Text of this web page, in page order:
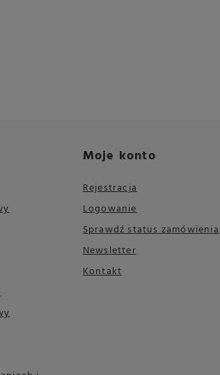
Moje konto
Rejestracja
Logowanie
Sprawdź status zamówienia
Newsletter
Kontakt